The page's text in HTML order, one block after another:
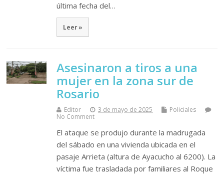
última fecha del…
Leer »
Asesinaron a tiros a una
mujer en la zona sur de
Rosario
Editor 3 de mayo de 2025
Policiales
No Comment
El ataque se produjo durante la madrugada
del sábado en una vivienda ubicada en el
pasaje Arrieta (altura de Ayacucho al 6200). La
víctima fue trasladada por familiares al Roque